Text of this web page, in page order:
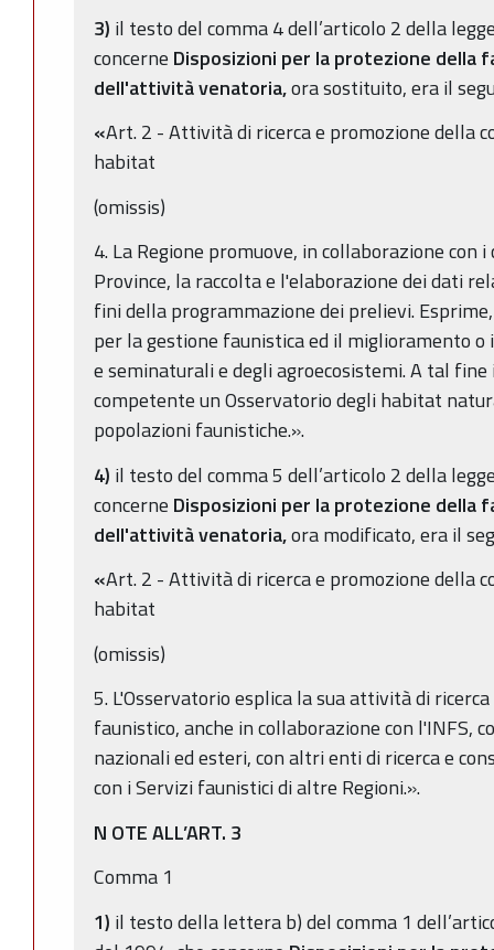
3) il testo del comma 4 dell’articolo 2 della
concerne Disposizioni per la protezione della
dell'attività venatoria,ora sostituito, era il
«Art. 2 - Attività di ricerca e promozione della
habitat
(omissis)
4. La Regione promuove, in collaborazione con
Province, la raccolta e l'elaborazione dei dati
fini della programmazione dei prelievi.
per la gestione faunistica ed il miglioramento
e seminaturali e degli agroecosistemi. A tal
competente un Osservatorio degli habitat
popolazioni faunistiche.».
4) il testo del comma 5 dell’articolo 2 della
concerne Disposizioni per la protezione della
dell'attività venatoria,ora modificato, era il
«Art. 2 - Attività di ricerca e promozione della
habitat
(omissis)
5. L'Osservatorio esplica la sua attività di
faunistico, anche in collaborazione con l'INFS,
nazionali ed esteri, con altri enti di ricerca e
con i Servizi faunistici di altre Regioni.».
N OTE ALL’ART. 3
Comma 1
1) il testo della lettera b) del comma 1